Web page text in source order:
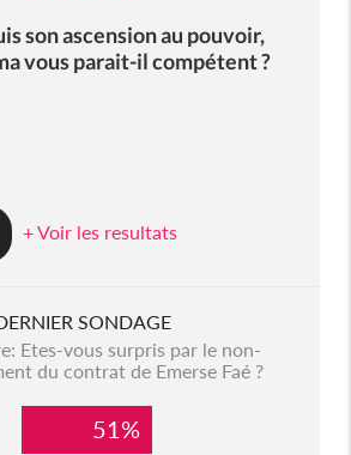
son ascension au pouvoir,
vous parait-il compétent ?
+ Voir les resultats
SONDAGE
Etes-vous surpris par le non-
du contrat de Emerse Faé ?
51%